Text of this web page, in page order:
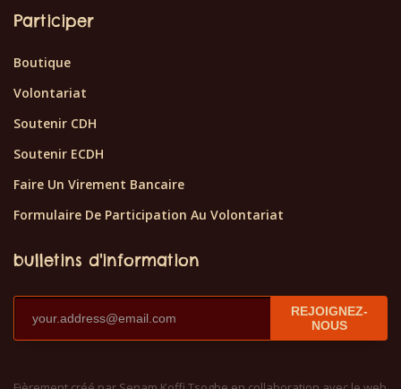
Participer
Boutique
Volontariat
Soutenir CDH
Soutenir ECDH
Faire Un Virement Bancaire
Formulaire De Participation Au Volontariat
bulletins d'information
REJOIGNEZ-
NOUS